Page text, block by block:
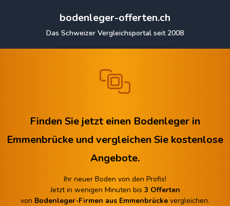
bodenleger-offerten.ch
Das Schweizer Vergleichsportal seit 2008
Finden Sie jetzt einen Bodenleger in
Emmenbrücke und vergleichen Sie kostenlose
Angebote.
Ihr neuer Boden von den Profis!
Jetzt in wenigen Minuten bis 3 Offerten
von Bodenleger-Firmen aus Emmenbrücke vergleichen.